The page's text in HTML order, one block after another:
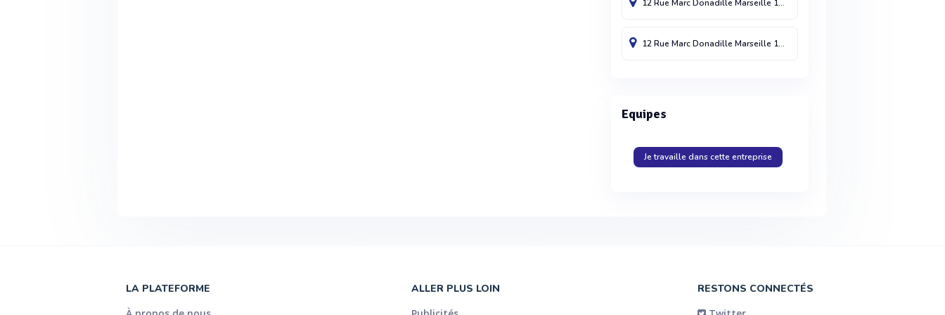
12 Rue Marc Donadille Marseille 13013
12 Rue Marc DonadilleMarseille 13013
Equipes
Je travaille dans cette entreprise
LA PLATEFORME
ALLER PLUS LOIN
RESTONS CONNECTÉS